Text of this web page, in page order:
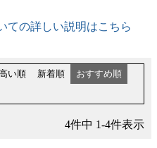
ての詳しい説明はこちら
い順 新着順
おすすめ順
4件中 1-4件表示